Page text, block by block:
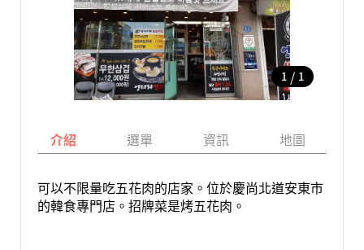
1 / 1
介紹 選單 資訊 地圖
可以不限量吃五花肉的店家。位於慶尚北道安東市
的韓食專門店。招牌菜是烤五花肉。